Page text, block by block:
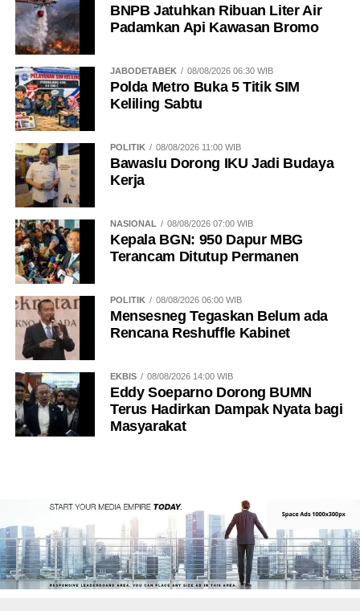
BNPB Jatuhkan Ribuan Liter Air
Padamkan Api Kawasan Bromo
JABODETABEK 08/08/2026 06:30 WIB
Polda Metro Buka 5 Titik SIM
Keliling Sabtu
POLITIK 08/08/2026 11:00 WIB
Bawaslu Dorong IKU Jadi Budaya
Kerja
NASIONAL 08/08/2026 07:00 WIB
Kepala BGN: 950 Dapur MBG
Terancam Ditutup Permanen
POLITIK 08/08/2026 06:00 WIB
Mensesneg Tegaskan Belum ada
Rencana Reshuffle Kabinet
EKBIS 08/08/2026 14:00 WIB
Eddy Soeparno Dorong BUMN
Terus Hadirkan Dampak Nyata bagi
Masyarakat